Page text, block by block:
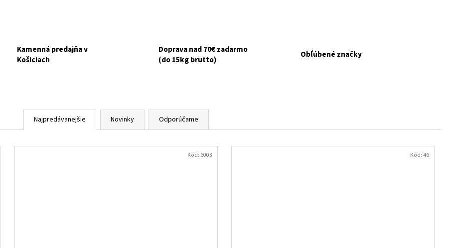
Kamenná predajňa v
Košiciach
Doprava nad 70€ zadarmo
(do 15kg brutto)
Obľúbené značky
Najpredávanejšie Novinky Odporúčame
Kód: 6003 Kód:46